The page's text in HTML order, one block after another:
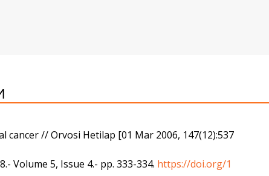
// Orvosi Hetilap [01 Mar 2006, 147(12):537
Volume 5, Issue 4.- pp. 333-334. https://doi.org/1